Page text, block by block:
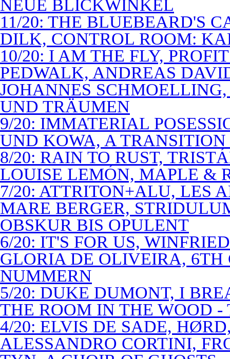
NEUE BLICKWINKEL
11/20: THE BLUEBEARD'S
DILK, CONTROL ROOM:
10/20: I AM THE FLY,
PEDWALK, ANDREAS
JOHANNES
UND TRÄUMEN
9/20: IMMATERIAL
UND KOWA, A
8/20: RAIN TO RUST,
LOUISE LEMÓN, MAPLE &
7/20: ATTRITON+ALU, LES
MARE BERGER,
OBSKUR BIS OPULENT
6/20: IT'S FOR US,
GLORIA DE OLIVEIRA, 6TH
NUMMERN
5/20: DUKE DUMONT, I
THE ROOM IN THE WOOD
4/20: ELVIS DE SADE,
ALESSANDRO CORTINI,